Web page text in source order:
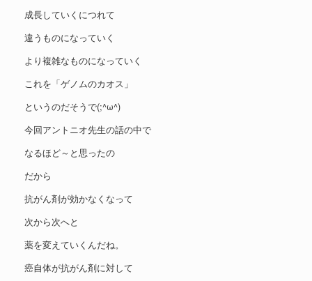
成長していくにつれて
違うものになっていく
より複雑なものになっていく
これを「ゲノムのカオス」
というのだそうで(;^ω^)
今回アントニオ先生の話の中で
なるほど～と思ったの
だから
抗がん剤が効かなくなって
次から次へと
薬を変えていくんだね。
癌自体が抗がん剤に対して